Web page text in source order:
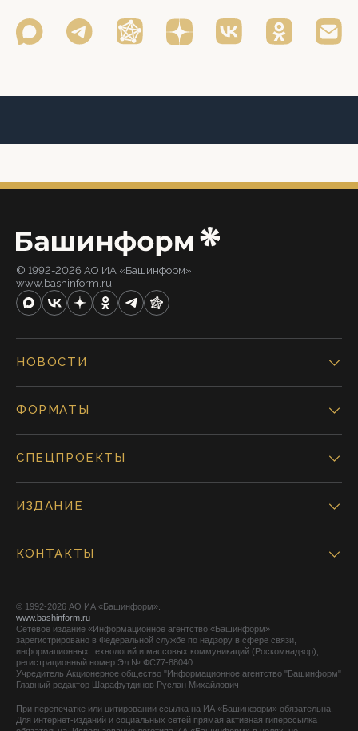
© 1992-2026 АО ИА «Башинформ».
www.bashinform.ru
НОВОСТИ
ФОРМАТЫ
СПЕЦПРОЕКТЫ
ИЗДАНИЕ
КОНТАКТЫ
© 1992-2026 АО ИА «Башинформ».
www.bashinform.ru
Сетевое издание «Информационное агентство «Башинформ»
зарегистрировано в Федеральной службе по надзору в сфере связи,
информационных технологий и массовых коммуникаций (Роскомнадзор),
регистрационный номер Эл № ФС77-88040
Учредитель Акционерное общество "Информационное агентство "Башинформ"
Главный редактор Шарафутдинов Руслан Михайлович
При перепечатке или цитировании ссылка на ИА «Башинформ» обязательна.
Для интернет-изданий и социальных сетей прямая активная гиперссылка